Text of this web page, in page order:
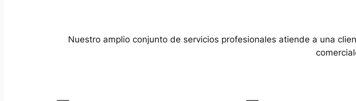
Nuestro amplio conjunto de servicios profesionales atiende a una